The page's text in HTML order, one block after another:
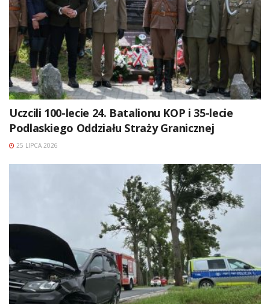
Uczcili 100-lecie 24. Batalionu KOP i 35-lecie
Podlaskiego Oddziału Straży Granicznej
25 LIPCA 2026